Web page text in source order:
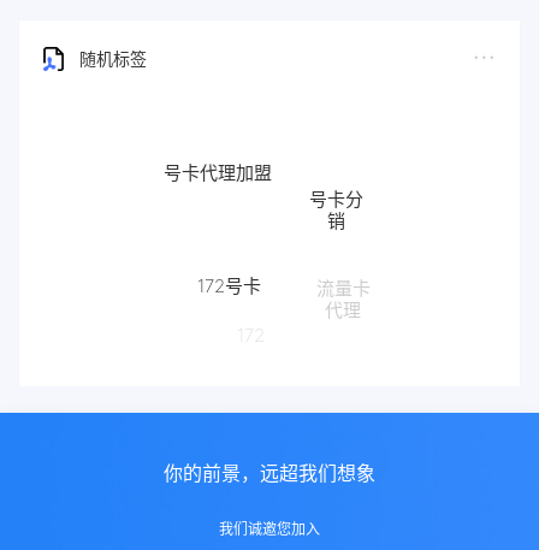
随机标签
销
流量卡
代理
172
你的前景，远超我们想象
我们诚邀您加入